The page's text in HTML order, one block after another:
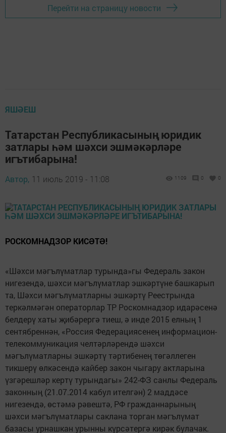
Перейти на страницу новости
ЯШӘЕШ
Татарстан Республикасының юридик
затлары һәм шәхси эшмәкәрләре
игътибарына!
Автор, 11 июль 2019 - 11:08 1109 0 0
РОСКОМНАДЗОР КИСƏТƏ!
«Шәхси мәгълүматлар турында»гы Федераль закон
нигезендә, шәхси мәгълүматлар эшкәртүне башкарып
та, Шәхси мәгълүматларны эшкәртү Реестрында
теркәлмәгән операторлар ТР Роскомнадзор идарәсенә
белдерү хаты җибәрергә тиеш, ә инде 2015 елның 1
сентябреннән, «Россия Федерациясенең информацион-
телекоммуникация челтәрләрендә шәхси
мәгълүматларны эшкәртү тәртибенең төгәллеген
тикшерү өлкәсендә кайбер закон чыгару актларына
үзгәрешләр кертү турындагы» 242-ФЗ санлы Федераль
законның (21.07.2014 кабул ителгән) 2 маддәсе
нигезендә, өстәмә рәвештә, РФ гражданнарының
шәхси мәгълүматлары саклана торган мәгълүмат
базасы урнашкан урынны күрсәтергә кирәк булачак.